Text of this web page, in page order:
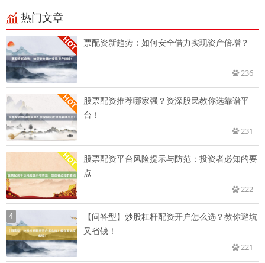
热门文章
票配资新趋势：如何安全借力实现资产倍增？
236
股票配资推荐哪家强？资深股民教你选靠谱平
台！
231
股票配资平台风险提示与防范：投资者必知的要
点
222
4
【问答型】炒股杠杆配资开户怎么选？教你避坑
又省钱！
221